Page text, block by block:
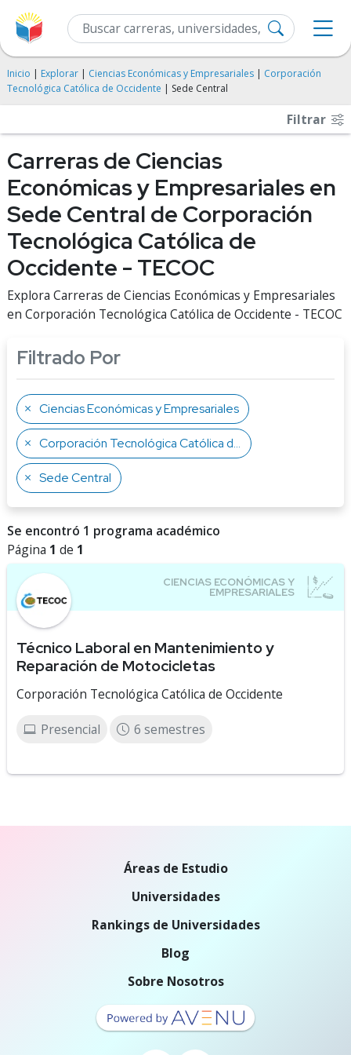
Inicio | Explorar | Ciencias Económicas y Empresariales | Corporación
Tecnológica Católica de Occidente | Sede Central
Filtrar
Carreras de Ciencias
Económicas y Empresariales en
Sede Central de Corporación
Tecnológica Católica de
Occidente - TECOC
Explora Carreras de Ciencias Económicas y Empresariales
en Corporación Tecnológica Católica de Occidente - TECOC
Filtrado Por
Ciencias Económicas y Empresariales
Corporación Tecnológica Católica de Occidente
Sede Central
Se encontró 1 programa académico
Página 1 de 1
Técnico Laboral en Mantenimiento y
Reparación de Motocicletas
Corporación Tecnológica Católica de Occidente
Presencial 6 semestres
Áreas de Estudio
Universidades
Rankings de Universidades
Blog
Sobre Nosotros